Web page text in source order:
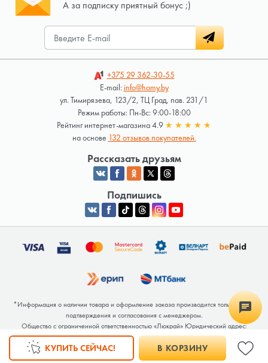
В КОРЗИНУ
КУПИТЬ СЕЙЧАС!
А за подписку приятный бонус ;)
+375 29362-30-55
E-mail:info@homy.by
ул. Тимирязева, 123/2, ТЦ Град, пав. 231/1
Режим работы: Пн-Вс: 9:00-18:00
Рейтинг интернет-магазина 4.9 ★ ★ ★ ★ ★
на основе 132 отзывов покупателей.
Рассказать друзьям
Подпишись
*Информация о наличии товара и оформление заказа производится только после
подтверждения и согласования с менеджером.
Общество с ограниченной ответственностью «Люкрай» Юридический адрес:
220062, г. Минск, ул. Тимирязева, дом 123, корп. 2, оф. 367/2 Почтовый адрес:
220062, г. Минск, ул. Тимирязева, дом 123, корп. 2, оф. 367/2 УНП 691764371
Интернет-магазин зарегистрирован в Торговом реестре РБ под номером 768117 от